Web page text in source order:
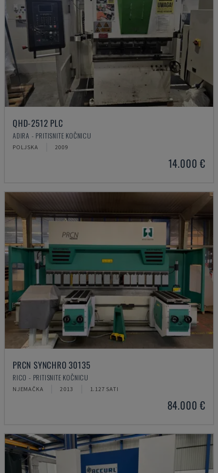
QHD-2512 PLC
ADIRA - PRITISNITE KOČNICU
POLJSKA 2009
14.000 €
PRCN SYNCHRO 30135
RICO - PRITISNITE KOČNICU
NJEMAČKA 2013 1.127 SATI
84.000 €